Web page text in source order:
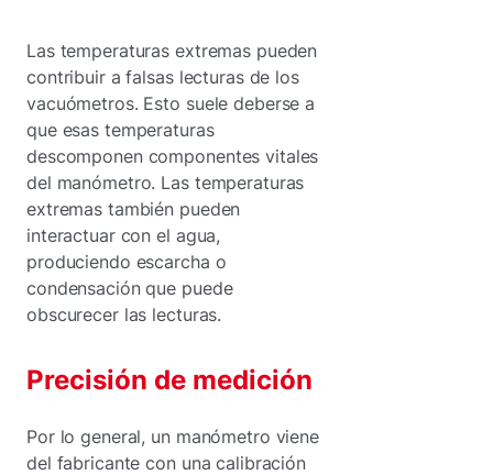
Las temperaturas extremas pueden
contribuir a falsas lecturas de los
vacuómetros. Esto suele deberse a
que esas temperaturas
descomponen componentes vitales
del manómetro. Las temperaturas
extremas también pueden
interactuar con el agua,
produciendo escarcha o
condensación que puede
obscurecer las lecturas.
Precisión de medición
Por lo general, un manómetro viene
del fabricante con una calibración